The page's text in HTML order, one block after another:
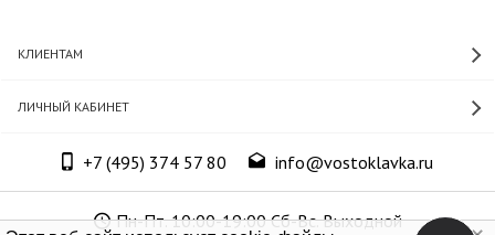
КЛИЕНТАМ
ЛИЧНЫЙ КАБИНЕТ
+7 (495) 374 57 80 info@vostoklavka.ru
Пн-Пт. 10:00-19:00 Сб-Вс. Выходной